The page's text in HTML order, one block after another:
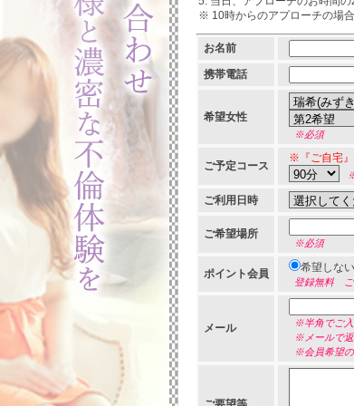
※ 10時からのアプローチの場
お名前
携帯電話
希望女性
※必須
ご予定コース
※『ご自宅』
ご利用日時
ご希望場所
※必須
ポイント会員 希望しない
登録無料 ご
メール
※半角でご入
※メールで
※会員希望の